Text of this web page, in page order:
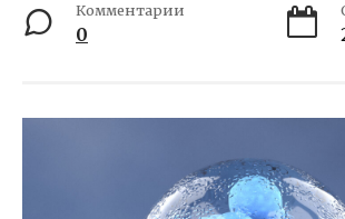
Комментарии
0